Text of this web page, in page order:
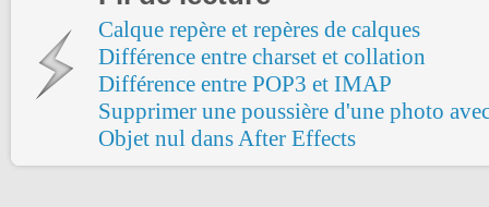
Calque repère et repères de calques
Différence entre charset et collation
Différence entre POP3 et IMAP
Supprimer une poussière d'une photo
Objet nul dans After Effects